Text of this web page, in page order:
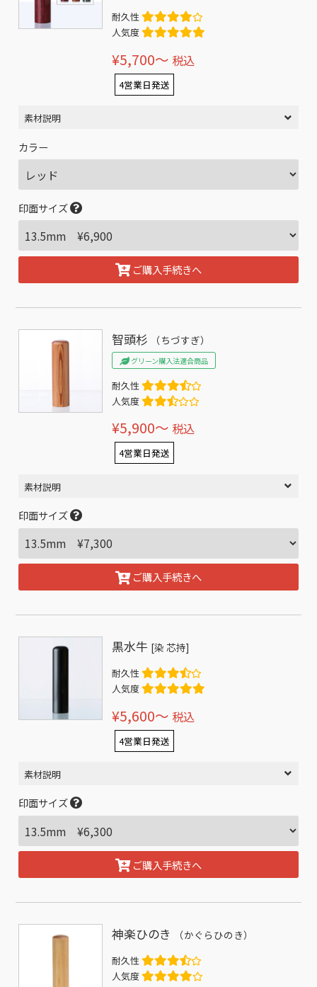
耐久性
人気度
¥5,700〜 税込
4営業日発送
素材説明
カラー
印面サイズ
ご購入手続きへ
智頭杉 （ちづすぎ）
グリーン購入法適合商品
耐久性
人気度
¥5,900〜 税込
4営業日発送
素材説明
印面サイズ
ご購入手続きへ
黒水牛 [染 芯持]
耐久性
人気度
¥5,600〜 税込
4営業日発送
素材説明
印面サイズ
ご購入手続きへ
神楽ひのき （かぐらひのき）
耐久性
人気度